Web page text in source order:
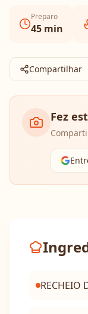
Preparo
45 min
Compartilhar
Fez
RECHEIO